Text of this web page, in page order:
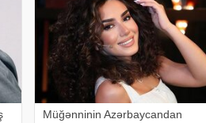
Müğənninin Azərbaycandan